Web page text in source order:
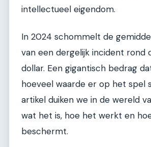
intellectueel eigendom.
In 2024 schommelt de
van een dergelijk incident rond
dollar. Een gigantisch bedrag
hoeveel waarde er op het spel
artikel duiken we in de wereld
wat het is, hoe het werkt en
beschermt.